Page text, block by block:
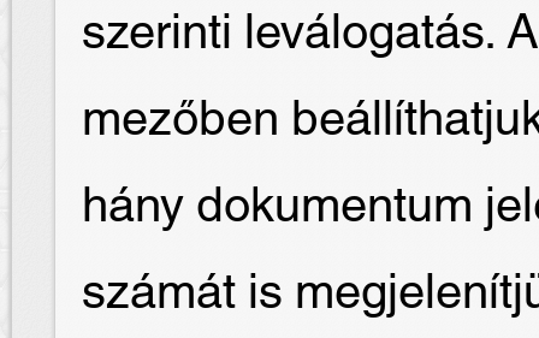
szerinti leválogatás.
mezőben
hány dokumentum
számát is